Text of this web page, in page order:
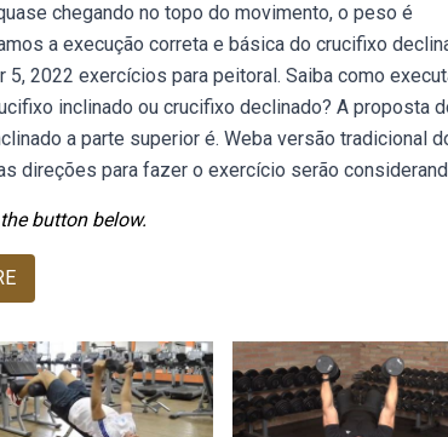
chegando no topo do movimento, o peso é
a execução correta e básica do crucifixo
2022 exercícios para peitoral. Saiba como
inclinado ou crucifixo declinado? A proposta
a parte superior é. Weba versão tradicional
direções para fazer o exercício serão
button below.